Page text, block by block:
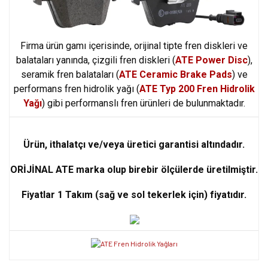
Firma ürün gamı içerisinde, orijinal tipte fren diskleri ve
balataları yanında, çizgili fren diskleri (ATE Power Disc),
seramik fren balataları (ATE Ceramic Brake Pads) ve
performans fren hidrolik yağı (ATE Typ 200 Fren Hidrolik
Yağı) gibi performanslı fren ürünleri de bulunmaktadır.
Ürün, ithalatçı ve/veya üretici garantisi altındadır.
ORİJİNAL ATE marka olup birebir ölçülerde üretilmiştir.
Fiyatlar 1 Takım (sağ ve sol tekerlek için) fiyatıdır.